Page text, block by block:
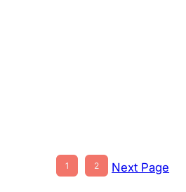
1 2 Next Page